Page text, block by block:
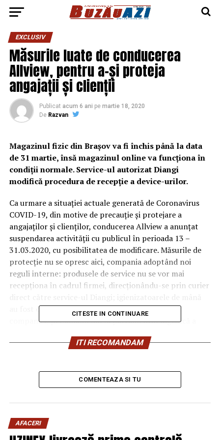
EXCLUSIV
Măsurile luate de conducerea
Allview, pentru a-și proteja
angajații și clienții
Publicat acum 6 ani pe martie 18, 2020
De Razvan
Magazinul fizic din Brașov va fi închis până la data
de 31 martie, însă magazinul online va funcționa în
condiții normale. Service-ul autorizat Diangi
modifică procedura de recepție a device-urilor.
Ca urmare a situației actuale generată de Coronavirus
COVID-19, din motive de precauție și protejare a
angajaților și clienților, conducerea Allview a anunțat
suspendarea activității cu publicul în perioada 13 –
31.03.2020, cu posibilitatea de modificare. Măsurile de
protecție nu se opresc aici, compania adoptând noi
reguli interne: produsele de service nu se vor mai
recepționa în cadrul firmei, direcționându-se prin curier
au fost distribuite în toate birourile din cadrul
companiei; personalul din departamentul logistică a
obligatorie a măștilor și mănușilor de protecție; iar
termenul de livrare va rămâne neschimbat.
De asemenea, pentru a reduce amenințarea Covid-19
desfășurarea activității de acasă în cadrul
departamentelor unde este posibil acest lucru.
CITESTE IN CONTINUARE
ITI RECOMANDAM
COMENTEAZA SI TU
AFACERI